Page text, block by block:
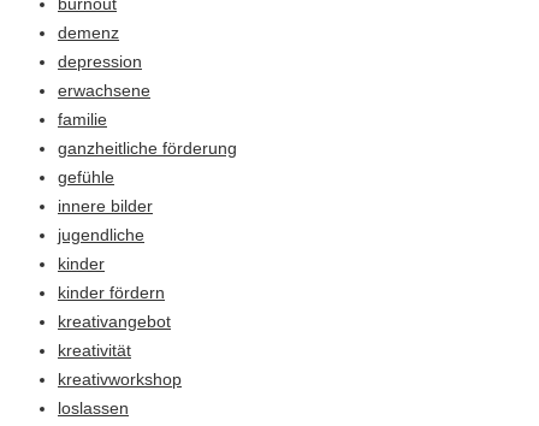
demenz
depression
erwachsene
familie
ganzheitliche förderung
gefühle
innere bilder
jugendliche
kinder
kinder fördern
kreativangebot
kreativität
kreativworkshop
loslassen